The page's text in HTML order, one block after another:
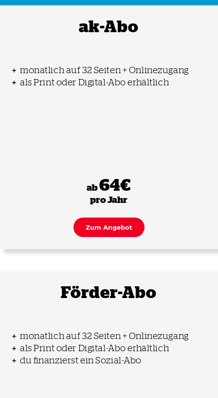
ak-Abo
monatlich auf 32 Seiten + Onlinezugang
als Print oder Digital-Abo erhältlich
ab64€
pro Jahr
Zum Angebot
Förder-Abo
monatlich auf 32 Seiten + Onlinezugang
als Print oder Digital-Abo erhältlich
du finanzierst ein Sozial-Abo